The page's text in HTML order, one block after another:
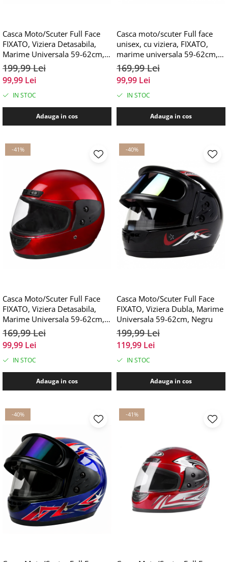
Casca Moto/Scuter Full Face
FIXATO, Viziera Detasabila,
Marime Universala 59-62cm,
Albastru
199,99 Lei
99,99 Lei
IN STOC
Adauga in cos
Casca moto/scuter Full face
unisex, cu viziera, FIXATO,
marime universala 59-62cm,
neagra
169,99 Lei
99,99 Lei
IN STOC
Adauga in cos
-41%
Casca Moto/Scuter Full Face
FIXATO, Viziera Detasabila,
Marime Universala 59-62cm,
Rosu
169,99 Lei
99,99 Lei
IN STOC
Adauga in cos
-40%
Casca Moto/Scuter Full Face
FIXATO, Viziera Dubla, Marime
Universala 59-62cm, Negru
199,99 Lei
119,99 Lei
IN STOC
Adauga in cos
-40% -41%